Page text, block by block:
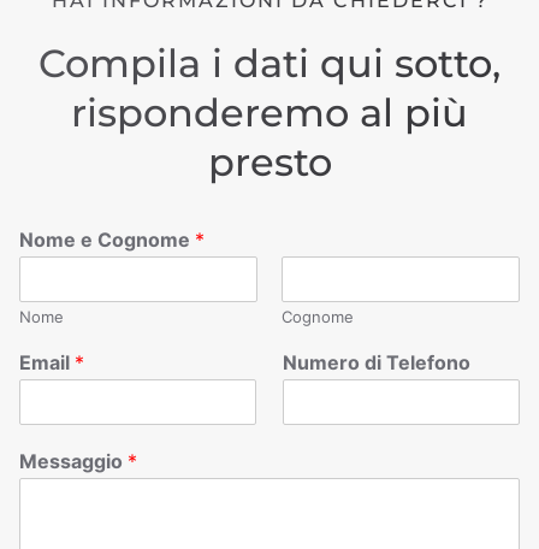
Compila i dati qui sotto,
risponderemo al più
presto
Nome e Cognome *
Nome Cognome
Email * Numero di Telefono
Messaggio *